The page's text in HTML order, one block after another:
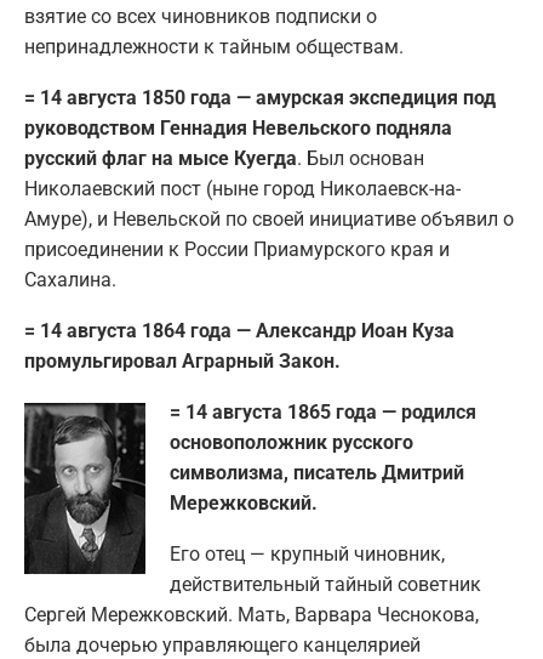
взятие со всех чиновников подписки о
непринадлежности к тайным обществам.
= 14 августа 1850 года — амурская экспедиция под
руководством Геннадия Невельского подняла
русский флаг на мысе Куегда. Был основан
Николаевский пост (ныне город Николаевск-на-
Амуре), и Невельской по своей инициативе объявил о
присоединении к России Приамурского края и
Сахалина.
= 14 августа 1864 года — Александр Иоан Куза
промульгировал Аграрный Закон.
= 14 августа 1865 года — родился
основоположник русского
символизма, писатель Дмитрий
Мережковский.
Его отец — крупный чиновник,
действительный тайный советник
Сергей Мережковский. Мать, Варвара Чеснокова,
была дочерью управляющего канцелярией